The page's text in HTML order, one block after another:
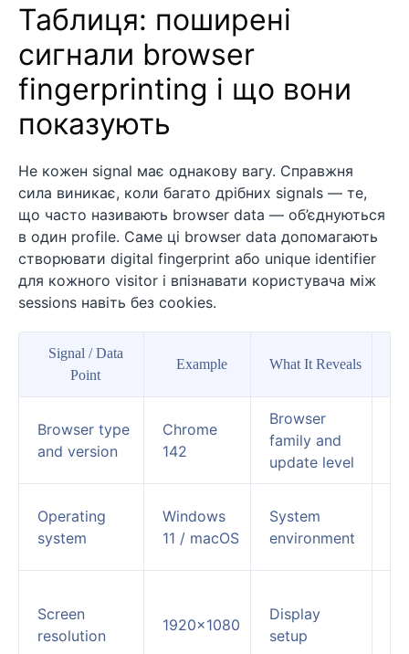
Таблиця: поширені
сигнали browser
fingerprinting і що вони
показують
Не кожен signal має однакову вагу. Справжня
сила виникає, коли багато дрібних signals — те,
що часто називають browser data — об’єднуються
в один profile. Саме ці browser data допомагають
створювати digital fingerprint або unique identifier
для кожного visitor і впізнавати користувача між
sessions навіть без cookies.
Signal / Data
Point
Example What It Reveals
Browser type
and version
Chrome
142
Browser
family and
update level
Operating
system
Windows
11 / macOS
System
environment
Screen
resolution
1920×1080
Display
setup